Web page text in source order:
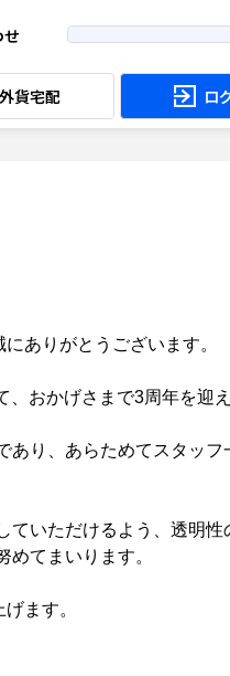
外貨宅配 ロ
ありがとうございます。
おかげさまで3周年を迎
あり、あらためてスタッフ
ていただけるよう、透明性
てまいります。
ます。